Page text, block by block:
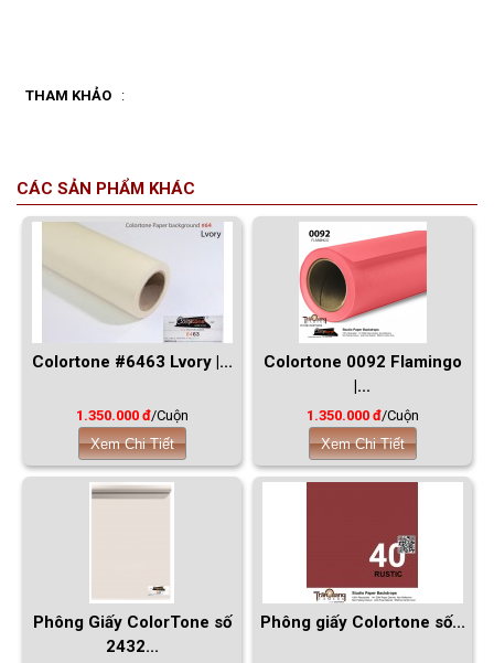
THAM KHẢO :
CÁC SẢN PHẨM KHÁC
Colortone #6463 Lvory |...
1.350.000 đ/Cuộn
Xem Chi Tiết
Colortone 0092 Flamingo
|...
1.350.000 đ/Cuộn
Xem Chi Tiết
Phông Giấy ColorTone số
2432...
Phông giấy Colortone số...